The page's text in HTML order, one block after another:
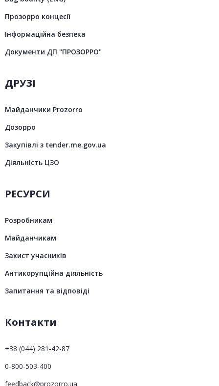
Прозорро концесії
Інформаційна безпека
Документи ДП "ПРОЗОРРО"
ДРУЗІ
Майданчики Prozorro
Дозорро
Закупівлі з tender.me.gov.ua
Діяльність ЦЗО
РЕСУРСИ
Розробникам
Майданчикам
Захист учасників
Антикорупційна діяльність
Запитання та відповіді
Контакти
+38 (044) 281-42-87
0-800-503-400
feedback@prozorro.ua